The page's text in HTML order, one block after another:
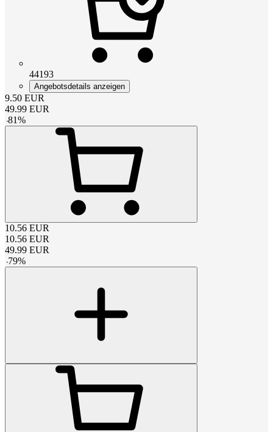
44193
Angebotsdetails anzeigen
9.50 EUR
49.99 EUR
-81%
10.56 EUR
10.56 EUR
49.99 EUR
-79%